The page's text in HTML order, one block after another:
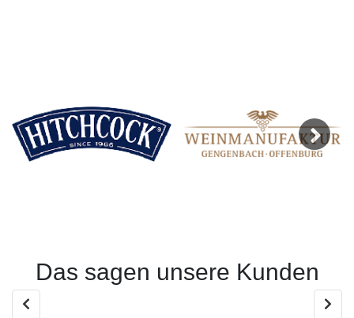
Das sagen unsere Kunden